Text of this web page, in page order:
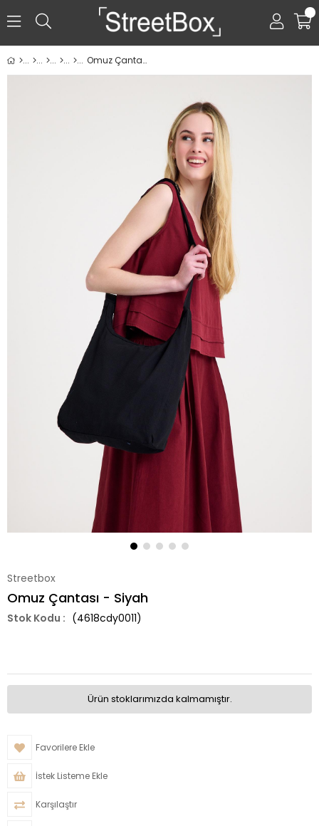
0
Omuz Çantası - Siyah
Streetbox
Omuz Çantası - Siyah
(4618cdy0011)
Ürün stoklarımızda kalmamıştır.
Favorilere Ekle
İstek Listeme Ekle
Karşılaştır